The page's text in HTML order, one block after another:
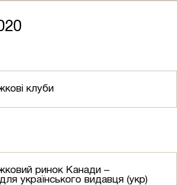
клуби
ринок Канади –
українського видавця (укр)